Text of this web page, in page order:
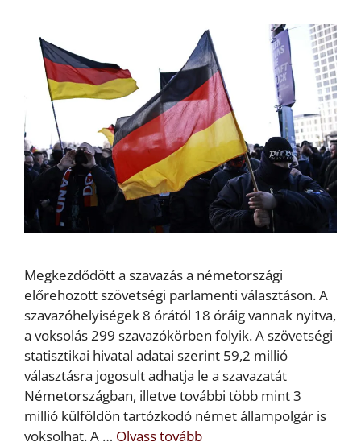
Megkezdődött a szavazás a németországi
előrehozott szövetségi parlamenti választáson. A
szavazóhelyiségek 8 órától 18 óráig vannak nyitva,
a voksolás 299 szavazókörben folyik. A szövetségi
statisztikai hivatal adatai szerint 59,2 millió
választásra jogosult adhatja le a szavazatát
Németországban, illetve további több mint 3
millió külföldön tartózkodó német állampolgár is
voksolhat. A … Olvass tovább